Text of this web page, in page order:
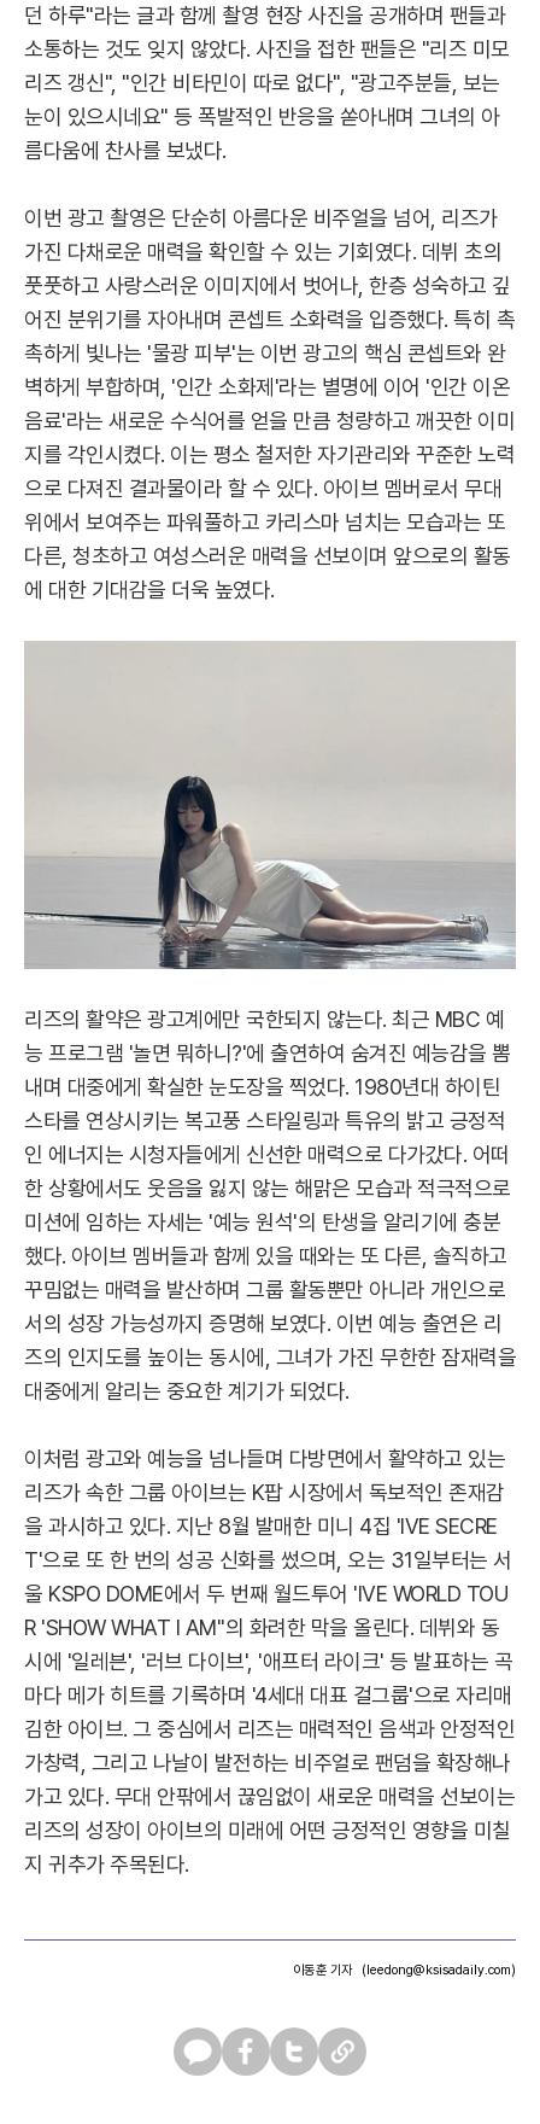
던 하루"라는 글과 함께 촬영 현장 사진을 공개하며 팬들과
소통하는 것도 잊지 않았다. 사진을 접한 팬들은 "리즈 미모
리즈 갱신", "인간 비타민이 따로 없다", "광고주분들, 보는
눈이 있으시네요" 등 폭발적인 반응을 쏟아내며 그녀의 아
름다움에 찬사를 보냈다.
이번 광고 촬영은 단순히 아름다운 비주얼을 넘어, 리즈가
가진 다채로운 매력을 확인할 수 있는 기회였다. 데뷔 초의
풋풋하고 사랑스러운 이미지에서 벗어나, 한층 성숙하고 깊
어진 분위기를 자아내며 콘셉트 소화력을 입증했다. 특히 촉
촉하게 빛나는 '물광 피부'는 이번 광고의 핵심 콘셉트와 완
벽하게 부합하며, '인간 소화제'라는 별명에 이어 '인간 이온
음료'라는 새로운 수식어를 얻을 만큼 청량하고 깨끗한 이미
지를 각인시켰다. 이는 평소 철저한 자기관리와 꾸준한 노력
으로 다져진 결과물이라 할 수 있다. 아이브 멤버로서 무대
위에서 보여주는 파워풀하고 카리스마 넘치는 모습과는 또
다른, 청초하고 여성스러운 매력을 선보이며 앞으로의 활동
에 대한 기대감을 더욱 높였다.
리즈의 활약은 광고계에만 국한되지 않는다. 최근 MBC 예
능 프로그램 '놀면 뭐하니?'에 출연하여 숨겨진 예능감을 뽐
내며 대중에게 확실한 눈도장을 찍었다. 1980년대 하이틴
스타를 연상시키는 복고풍 스타일링과 특유의 밝고 긍정적
인 에너지는 시청자들에게 신선한 매력으로 다가갔다. 어떠
한 상황에서도 웃음을 잃지 않는 해맑은 모습과 적극적으로
미션에 임하는 자세는 '예능 원석'의 탄생을 알리기에 충분
했다. 아이브 멤버들과 함께 있을 때와는 또 다른, 솔직하고
꾸밈없는 매력을 발산하며 그룹 활동뿐만 아니라 개인으로
서의 성장 가능성까지 증명해 보였다. 이번 예능 출연은 리
즈의 인지도를 높이는 동시에, 그녀가 가진 무한한 잠재력을
대중에게 알리는 중요한 계기가 되었다.
이처럼 광고와 예능을 넘나들며 다방면에서 활약하고 있는
리즈가 속한 그룹 아이브는 K팝 시장에서 독보적인 존재감
을 과시하고 있다. 지난 8월 발매한 미니 4집 'IVE SECRE
T'으로 또 한 번의 성공 신화를 썼으며, 오는 31일부터는 서
울 KSPO DOME에서 두 번째 월드투어 'IVE WORLD TOU
R 'SHOW WHAT I AM''의 화려한 막을 올린다. 데뷔와 동
시에 '일레븐', '러브 다이브', '애프터 라이크' 등 발표하는 곡
마다 메가 히트를 기록하며 '4세대 대표 걸그룹'으로 자리매
김한 아이브. 그 중심에서 리즈는 매력적인 음색과 안정적인
가창력, 그리고 나날이 발전하는 비주얼로 팬덤을 확장해나
가고 있다. 무대 안팎에서 끊임없이 새로운 매력을 선보이는
리즈의 성장이 아이브의 미래에 어떤 긍정적인 영향을 미칠
지 귀추가 주목된다.
이동훈 기자 (leedong@ksisadaily.com)